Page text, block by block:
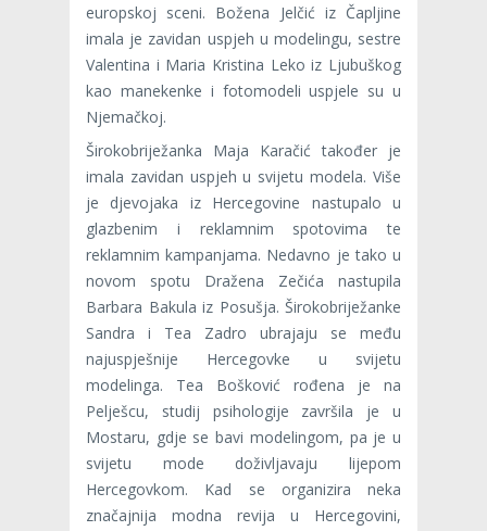
europskoj sceni. Božena Jelčić iz Čapljine
imala je zavidan uspjeh u modelingu, sestre
Valentina i Maria Kristina Leko iz Ljubuškog
kao manekenke i fotomodeli uspjele su u
Njemačkoj.
Širokobriježanka Maja Karačić također je
imala zavidan uspjeh u svijetu modela. Više
je djevojaka iz Hercegovine nastupalo u
glazbenim i reklamnim spotovima te
reklamnim kampanjama. Nedavno je tako u
novom spotu Dražena Zečića nastupila
Barbara Bakula iz Posušja. Širokobriježanke
Sandra i Tea Zadro ubrajaju se među
najuspješnije Hercegovke u svijetu
modelinga. Tea Bošković rođena je na
Pelješcu, studij psihologije završila je u
Mostaru, gdje se bavi modelingom, pa je u
svijetu mode doživljavaju lijepom
Hercegovkom. Kad se organizira neka
značajnija modna revija u Hercegovini,